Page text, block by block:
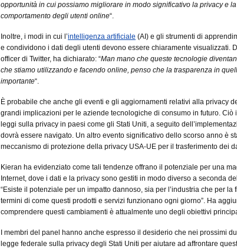
opportunità in cui possiamo migliorare in modo significativo la privacy e la
comportamento degli utenti online“.
Inoltre, i modi in cui l’intelligenza artificiale (AI) e gli strumenti di
e condividono i dati degli utenti devono essere chiaramente visualizzati.
officer di Twitter, ha dichiarato: “Man mano che queste tecnologie
che stiamo utilizzando e facendo online, penso che la trasparenza in
importante“.
È probabile che anche gli eventi e gli aggiornamenti relativi alla privacy
grandi implicazioni per le aziende tecnologiche di consumo in futuro. Ciò
leggi sulla privacy in paesi come gli Stati Uniti, a seguito
dovrà essere navigato. Un altro evento significativo dello scorso anno è
meccanismo di protezione della privacy USA-UE per il trasferimento dei
Kieran ha evidenziato come tali tendenze offrano il potenziale per una
Internet, dove i dati e la privacy sono gestiti in modo diverso a seconda
“Esiste il potenziale per un impatto dannoso, sia per l’industria che per la
termini di come questi prodotti e servizi funzionano ogni giorno”. Ha
comprendere questi cambiamenti è attualmente uno degli obiettivi
I membri del panel hanno anche espresso il desiderio che nei prossimi
legge federale sulla privacy degli Stati Uniti per aiutare ad affrontare